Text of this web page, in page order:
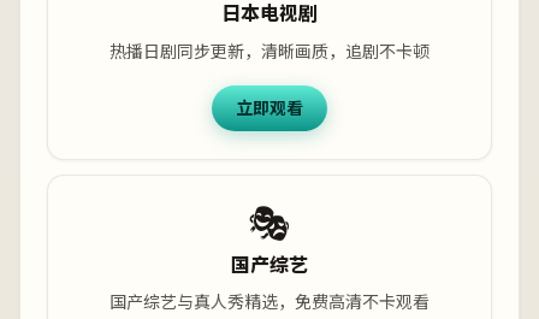
日本电视剧
热播日剧同步更新，清晰画质，追剧不卡顿
立即观看
🎭
国产综艺
国产综艺与真人秀精选，免费高清不卡观看